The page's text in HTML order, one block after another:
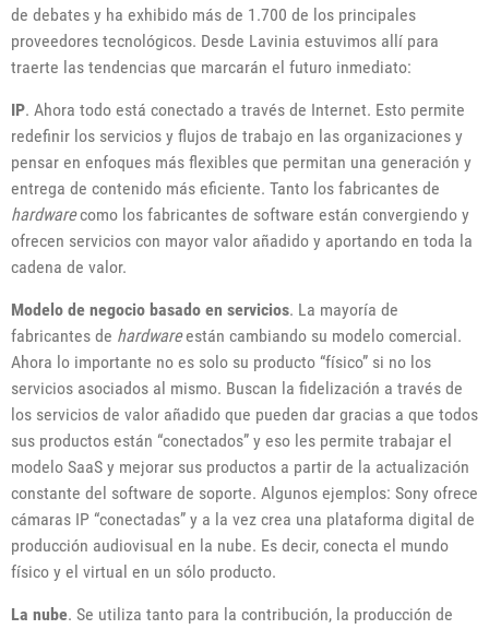
de debates y ha exhibido más de 1.700 de los principales
proveedores tecnológicos. Desde Lavinia estuvimos allí para
traerte las tendencias que marcarán el futuro inmediato:
IP. Ahora todo está conectado a través de Internet. Esto permite
redefinir los servicios y flujos de trabajo en las organizaciones y
pensar en enfoques más flexibles que permitan una generación y
entrega de contenido más eficiente. Tanto los fabricantes de
hardwarecomo los fabricantes de software están convergiendo y
ofrecen servicios con mayor valor añadido y aportando en toda la
cadena de valor.
Modelo de negocio basado en servicios. La mayoría de
fabricantes de hardwareestán cambiando su modelo comercial.
Ahora lo importante no es solo su producto “físico” si no los
servicios asociados al mismo. Buscan la fidelización a través de
los servicios de valor añadido que pueden dar gracias a que todos
sus productos están “conectados” y eso les permite trabajar el
modelo SaaS y mejorar sus productos a partir de la actualización
constante del software de soporte. Algunos ejemplos: Sony ofrece
cámaras IP “conectadas” y a la vez crea una plataforma digital de
producción audiovisual en la nube. Es decir, conecta el mundo
físico y el virtual en un sólo producto.
La nube. Se utiliza tanto para la contribución, la producción de